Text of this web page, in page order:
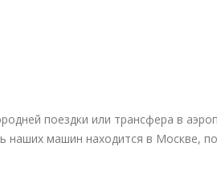
поездки или трансфера в
наших машин находится в Москве,